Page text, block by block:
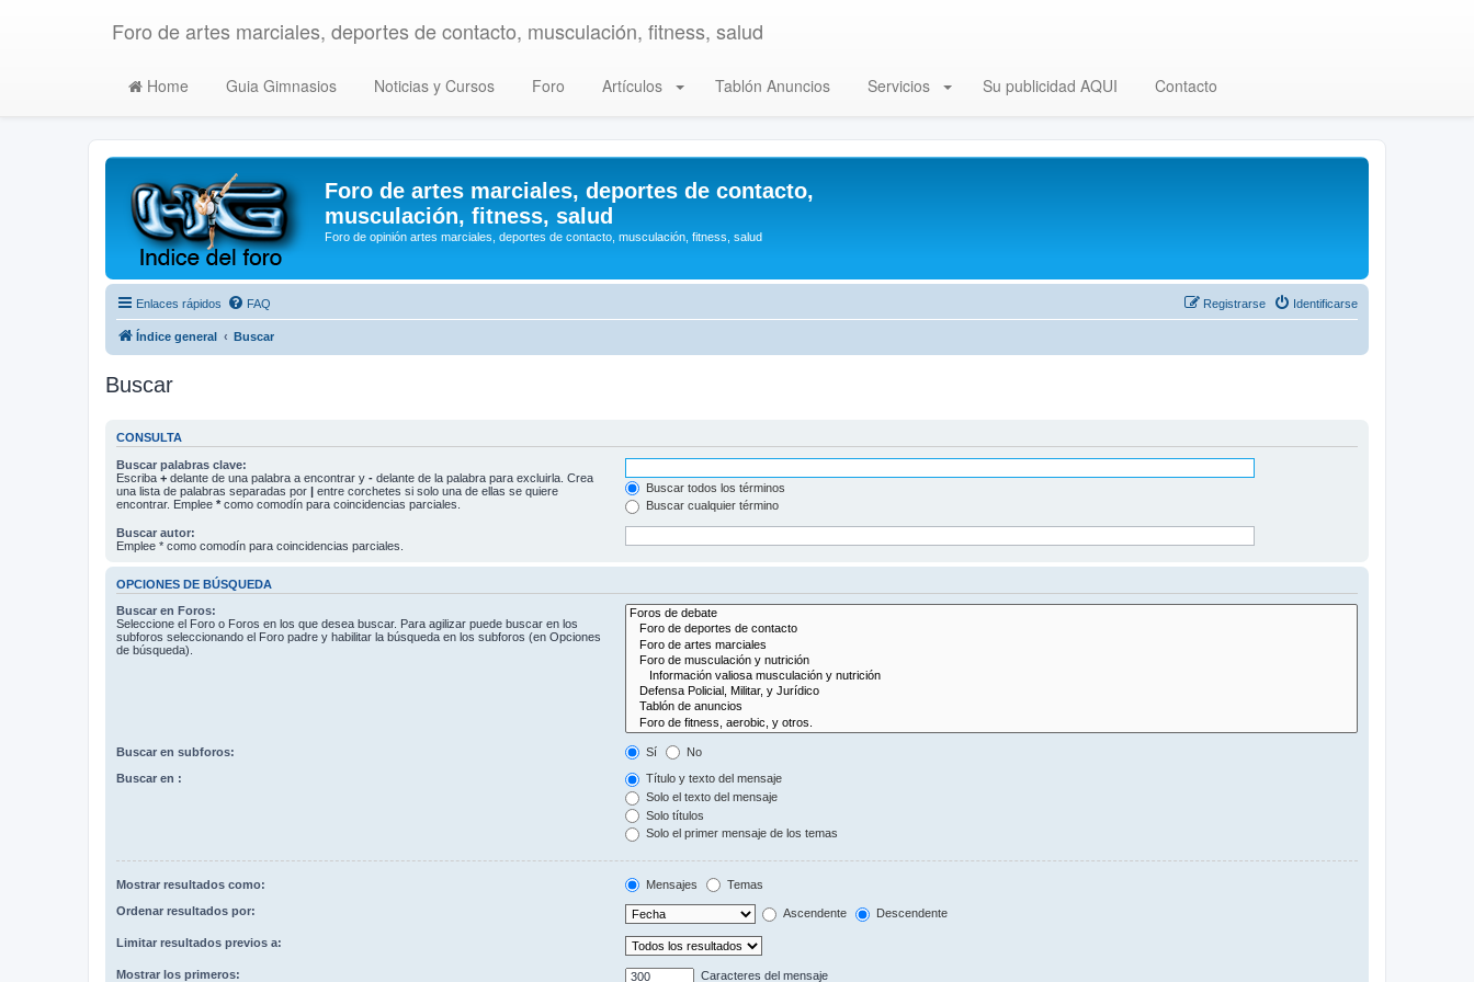
Foro de artes marciales, deportes de contacto, musculación, fitness, salud
Home Guia Gimnasios Noticias y Cursos Foro Artículos Tablón Anuncios Servicios Su publicidad AQUI Contacto
Foro de artes marciales, deportes de contacto,
musculación, fitness, salud
Foro de opinión artes marciales, deportes de contacto, musculación, fitness, salud
Enlaces rápidos FAQ Identificarse
Registrarse
Índice general Buscar
Buscar
CONSULTA
Buscar palabras clave:
Escriba + delante de una palabra a encontrar y - delante de la palabra para excluirla. Crea
una lista de palabras separadas por | entre corchetes si solo una de ellas se quiere
encontrar. Emplee * como comodín para coincidencias parciales.
Buscar todos los términos
Buscar cualquier término
Buscar autor:
Emplee * como comodín para coincidencias parciales.
OPCIONES DE BÚSQUEDA
Buscar en Foros:
Seleccione el Foro o Foros en los que desea buscar. Para agilizar puede buscar en los
subforos seleccionando el Foro padre y habilitar la búsqueda en los subforos (en Opciones
de búsqueda).
Buscar en subforos: Sí No
Buscar en :
Título y texto del mensaje
Solo el texto del mensaje
Solo títulos
Solo el primer mensaje de los temas
Mostrar resultados como: Mensajes Temas
Ordenar resultados por: Ascendente Descendente
Limitar resultados previos a:
Mostrar los primeros:
Caracteres del mensaje